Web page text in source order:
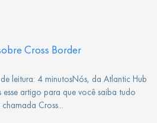
Cross Border
leitura: 4 minutosNós, da Atlantic Hub
esse artigo para que você saiba tudo
Cross...